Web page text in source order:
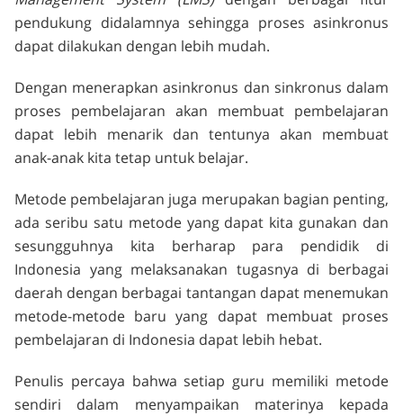
pendukung didalamnya sehingga proses asinkronus
dapat dilakukan dengan lebih mudah.
Dengan menerapkan asinkronus dan sinkronus dalam
proses pembelajaran akan membuat pembelajaran
dapat lebih menarik dan tentunya akan membuat
anak-anak kita tetap untuk belajar.
Metode pembelajaran juga merupakan bagian penting,
ada seribu satu metode yang dapat kita gunakan dan
sesungguhnya kita berharap para pendidik di
Indonesia yang melaksanakan tugasnya di berbagai
daerah dengan berbagai tantangan dapat menemukan
metode-metode baru yang dapat membuat proses
pembelajaran di Indonesia dapat lebih hebat.
Penulis percaya bahwa setiap guru memiliki metode
sendiri dalam menyampaikan materinya kepada